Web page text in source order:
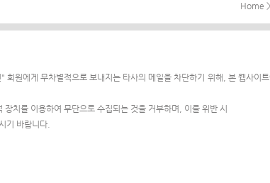
Home >
원에게 무차별적으로 보내지는 타사의 메일을 차단하기 위해, 본 웹사이
치를 이용하여 무단으로 수집되는 것을 거부하며, 이를 위반 시
기 바랍니다.